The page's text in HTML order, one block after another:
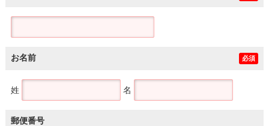
お名前 必須
姓 名
郵便番号